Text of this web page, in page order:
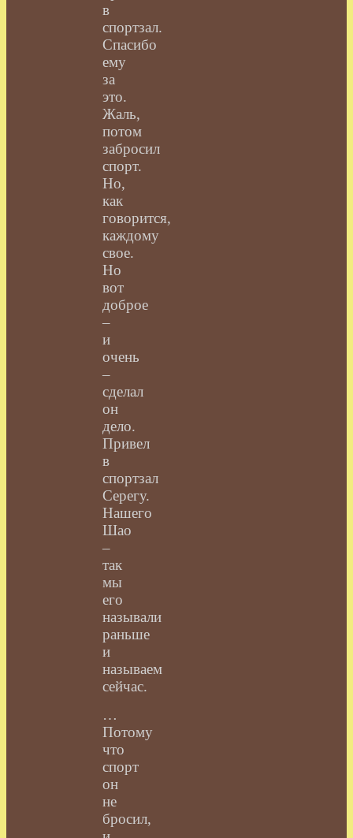
в
спортзал.
Спасибо
ему
за
это.
Жаль,
потом
забросил
спорт.
Но,
как
говорится,
каждому
свое.
Но
вот
доброе
–
и
очень
–
сделал
он
дело.
Привел
в
спортзал
Серегу.
Нашего
Шао
–
так
мы
его
называли
раньше
и
называем
сейчас.
…
Потому
что
спорт
он
не
бросил,